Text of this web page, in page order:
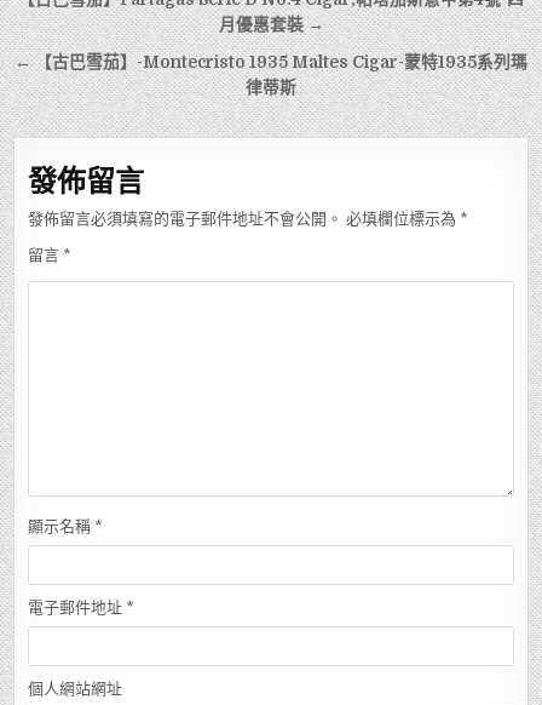
章
導
覽
月優惠套裝 →
← 【古巴雪茄】-Montecristo 1935 Maltes Cigar-蒙特1935系列瑪
律蒂斯
發佈留言
發佈留言必須填寫的電子郵件地址不會公開。 必填欄位標示為 *
留言 *
顯示名稱 *
電子郵件地址 *
個人網站網址